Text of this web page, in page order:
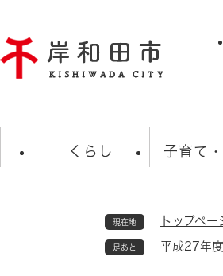
ジ
の
くらし 子育て
学校
現在地 トップペー
足あと 平成27年